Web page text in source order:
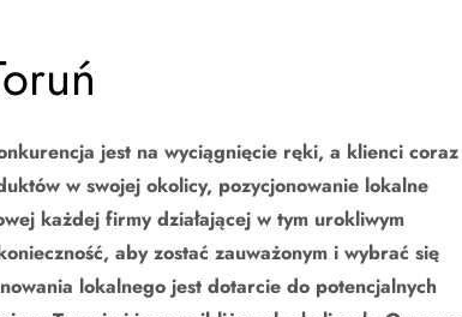
jest na wyciągnięcie ręki, a klienci coraz
w swojej okolicy, pozycjonowanie lokalne
każdej firmy działającej w tym urokliwym
aby zostać zauważonym i wybrać się
lokalnego jest dotarcie do potencjalnych